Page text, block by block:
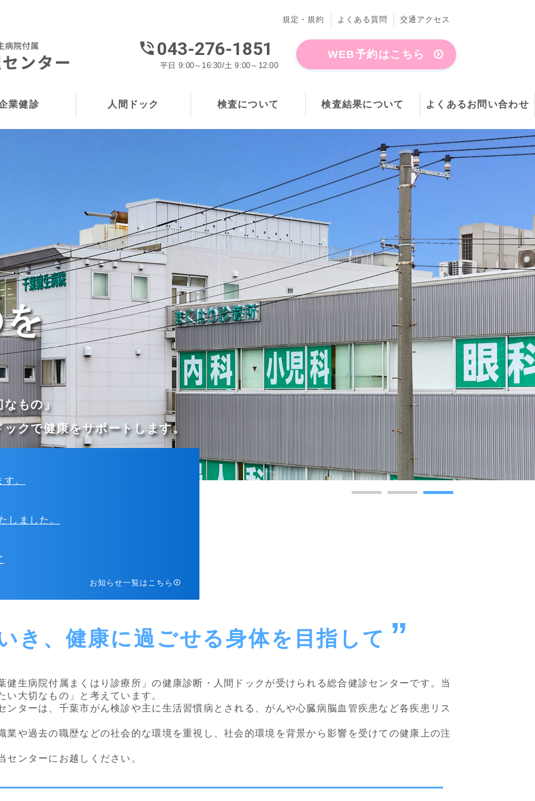
交通アクセス
よくある質問
規定・規約
WEB予約はこちら
043-276-1851
平日 9:00～16:30/土 9:00～12:00
業健診 人間ドック 検査について 検査結果について よくあるお問い合わせ
もの」
クで健康をサポートします。
。
しました。
お知らせ一覧はこちら
き、健康に過ごせる 身体を目指して
健生病院付属まくはり診療所」の健康診断・人間ドックが受けられる総合健診センターです。当
たい大切なもの」と考えています。
ンターは、千葉市がん検診や主に生活習慣病とされる、がんや心臓病脳血管疾患など各疾患リス
業や過去の職歴などの社会的な環境を重視し、社会的環境を背景から影響を受けての健康上の注
ンターにお越しください。